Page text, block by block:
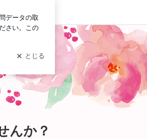
グイン
か？